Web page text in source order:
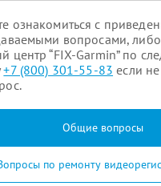
ознакомиться с
вопросами,
центр “FIX-Garmin” по
+7 (800) 301-55-83 если
Общие вопросы
по ремонту